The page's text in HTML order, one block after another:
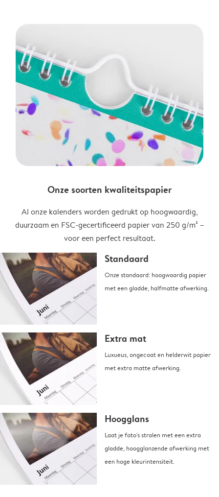
Onze soorten kwaliteitspapier
Al onze kalenders worden gedrukt op hoogwaardig,
duurzaam en FSC-gecertificeerd papier van 250 g/m² –
voor een perfect resultaat.
Standaard
Onze standaard: hoogwaardig papier
met een gladde, halfmatte afwerking.
Extra mat
Luxueus, ongecoat en helderwit papier
met extra matte afwerking.
Hoogglans
Laat je foto's stralen met een extra
gladde, hoogglanzende afwerking met
een hoge kleurintensiteit.